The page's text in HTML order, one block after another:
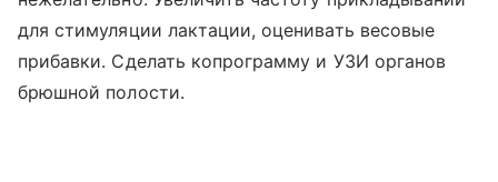
для стимуляции лактации, оценивать весовые
прибавки. Cделать копрограмму и УЗИ органов
брюшной полости.